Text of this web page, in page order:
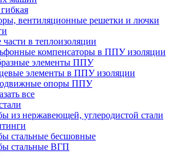
вентиляционные решетки и лючки
в теплоизоляции
компенсаторы в ППУ изоляции
элементы ППУ
элементы в ППУ изоляции
опоры ППУ
все
из нержавеющей, углеродистой стали
стальные бесшовные
стальные ВГП